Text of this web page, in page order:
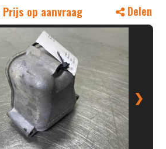
Prijs op aanvraag Delen
❯